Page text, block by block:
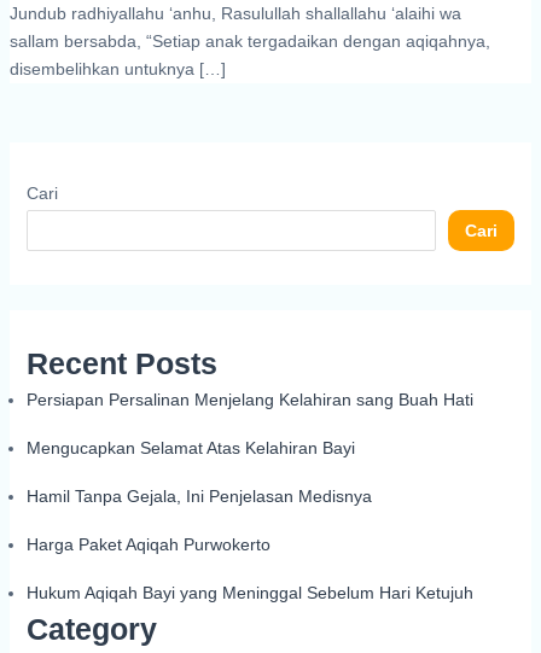
Jundub radhiyallahu ‘anhu, Rasulullah shallallahu ‘alaihi wa
sallam bersabda, “Setiap anak tergadaikan dengan aqiqahnya,
disembelihkan untuknya […]
Cari
Cari
Recent Posts
Persiapan Persalinan Menjelang Kelahiran sang Buah Hati
Mengucapkan Selamat Atas Kelahiran Bayi
Hamil Tanpa Gejala, Ini Penjelasan Medisnya
Harga Paket Aqiqah Purwokerto
Hukum Aqiqah Bayi yang Meninggal Sebelum Hari Ketujuh
Category